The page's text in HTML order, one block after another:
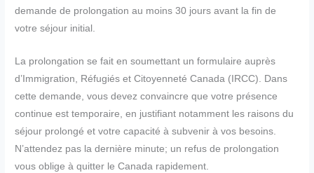
demande de prolongation au moins 30 jours avant la fin de
votre séjour initial.
La prolongation se fait en soumettant un formulaire auprès
d’Immigration, Réfugiés et Citoyenneté Canada (IRCC). Dans
cette demande, vous devez convaincre que votre présence
continue est temporaire, en justifiant notamment les raisons du
séjour prolongé et votre capacité à subvenir à vos besoins.
N’attendez pas la dernière minute; un refus de prolongation
vous oblige à quitter le Canada rapidement.